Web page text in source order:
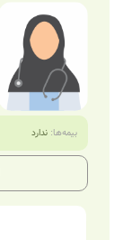
بیمه‌ها: ندارد